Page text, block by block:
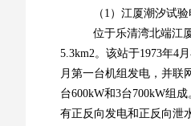
（1）江厦潮汐试验
位于乐清湾北端江
5.3km2。该站于1973年4
月第一台机组发电，并联
台600kW和3台700kW组
有正反向发电和正反向泄